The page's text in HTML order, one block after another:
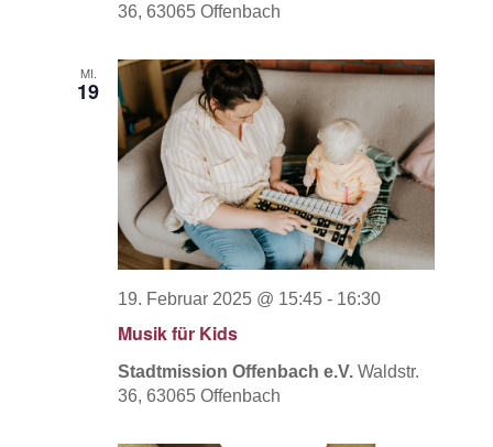
36, 63065 Offenbach
MI.
19
Musik für Kids
19. Februar 2025 @ 15:45 - 16:30
Stadtmission Offenbach e.V.Waldstr.
36, 63065 Offenbach